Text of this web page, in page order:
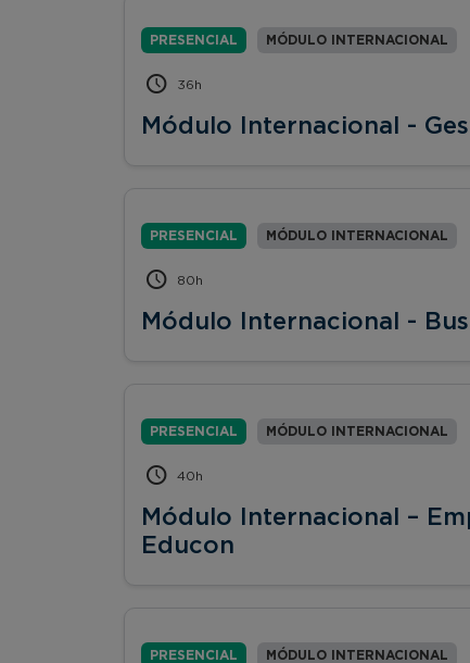
PRESENCIAL MÓDULO INTERNACIONAL
36h
Módulo Internacional -
PRESENCIAL MÓDULO INTERNACIONAL
80h
Módulo Internacional -
PRESENCIAL MÓDULO INTERNACIONAL
40h
Módulo Internacional –
Educon
PRESENCIAL MÓDULO INTERNACIONAL